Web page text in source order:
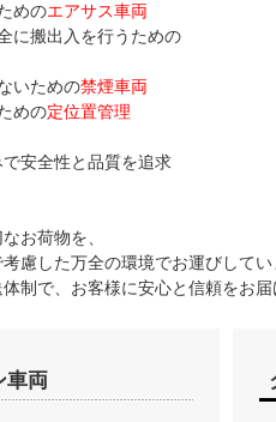
めのエアサス車両
に搬出入を行うための
いための禁煙車両
めの定位置管理
安全性と品質を追求
お荷物を、
慮した万全の環境でお運びしてい
制で、お客様に安心と信頼をお届
車両